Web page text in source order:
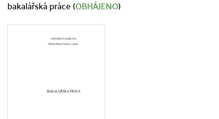
bakalářská práce (OBHÁJENO)